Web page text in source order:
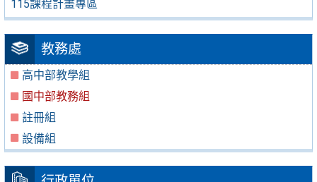
115課程計畫專區
教務處
高中部教學組
國中部教務組
註冊組
設備組